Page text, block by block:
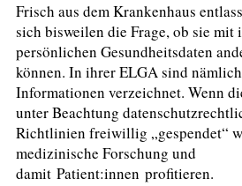
Frisch aus dem Krankenhaus
sich bisweilen die Frage, ob sie mit
persönlichen Gesundheitsdaten
können. In ihrer ELGA sind
Informationen verzeichnet. Wenn
unter Beachtung
Richtlinien freiwillig „gespendet“
medizinische Forschung und
damit Patient:innen profitieren.